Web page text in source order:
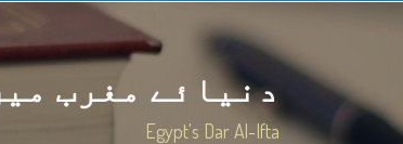
دنیائے مغرب
Egypt's Dar Al-Ifta